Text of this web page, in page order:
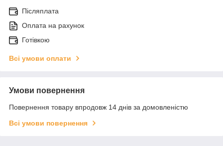
Післяплата
Оплата на рахунок
Готівкою
Всі умови оплати
Умови повернення
Повернення товару впродовж 14 днів за домовленістю
Всі умови повернення